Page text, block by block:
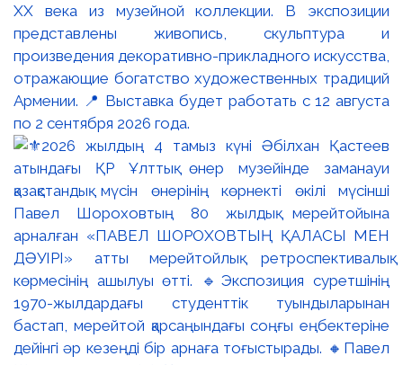
XX века из музейной коллекции. В экспозиции
представлены живопись, скульптура и
произведения декоративно-прикладного искусства,
отражающие богатство художественных традиций
Армении. 📍 Выставка будет работать с 12 августа
по 2 сентября 2026 года.